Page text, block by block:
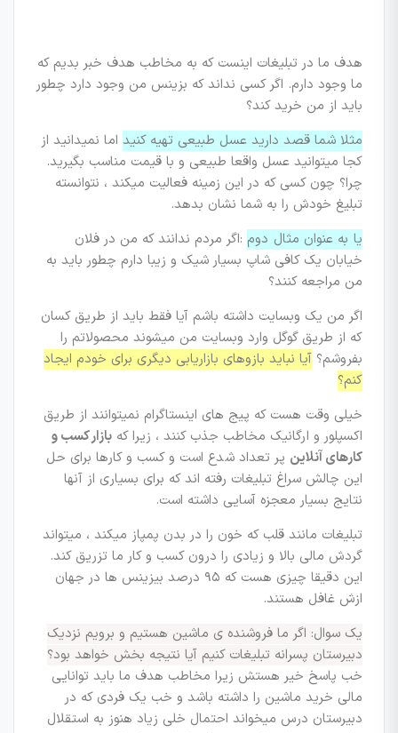
هدف ما در تبلیغات اینست که به مخاطب هدف خبر بدیم که
ما وجود دارم. اگر کسی نداند که بزینس من وجود دارد چطور
باید از من خرید کند؟
مثلا شما قصد دارید عسل طبیعی تهیه کنید اما نمیدانید از
کجا میتوانید عسل واقعا طبیعی و با قیمت مناسب بگیرید.
چرا؟ چون کسی که در این زمینه فعالیت میکند ، نتوانسته
تبلیغ خودش را به شما نشان بدهد.
یا به عنوان مثال دوم :اگر مردم ندانند که من در فلان
خیابان یک کافی شاپ بسیار شیک و زیبا دارم چطور باید به
من مراجعه کنند؟
اگر من یک وبسایت داشته باشم آیا فقط باید از طریق کسان
که از طریق گوگل وارد وبسایت من میشوند محصولاتم را
بفروشم؟ آیا نباید بازوهای بازاریابی دیگری برای خودم ایجاد
کنم؟
خیلی وقت هست که پیج های اینستاگرام نمیتوانند از طریق
اکسپلور و ارگانیک مخاطب جذب کنند ، زیرا که بازار کسب و
کارهای آنلاین پر تعداد شدع است و کسب و کارها برای حل
این چالش سراغ تبلیغات رفته اند که برای بسیاری از آنها
نتایج بسیار معجزه آسایی داشته است.
تبلیغات مانند قلب که خون را در بدن پمپاز میکند ، میتواند
گردش مالی بالا و زیادی را درون کسب و کار ما تزریق کند.
این دقیقا چیزی هست که ۹۵ درصد بیزینس ها در جهان
ازش غافل هستند.
یک سوال: اگر ما فروشنده ی ماشین هستیم و برویم نزدیک
دبیرستان پسرانه تبلیغات کنیم آیا نتیجه بخش خواهد بود؟
خب پاسخ خیر هستش زیرا مخاطب هدف ما باید توانایی
مالی خرید ماشین را داشته باشد و خب یک فردی که در
دبیرستان درس میخواند احتمال خلی زیاد هنوز به استقلال